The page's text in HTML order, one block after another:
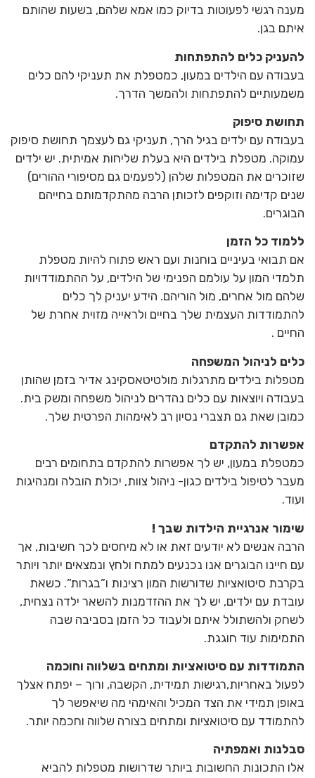
מענה רגשי לפעוטות בדיוק כמו אמא שלהם, בשעות שהותם
איתם בגן.
להעניק כלים להתפתחות
בעבודה עם הילדים במעון, כמטפלת את תעניקי להם כלים
משמעותיים להתפתחות ולהמשך הדרך.
תחושת סיפוק
בעבודה עם ילדים בגיל הרך, תעניקי גם לעצמך תחושת סיפוק
עמוקה. מטפלת בילדים היא בעלת שליחות אמיתית. יש ילדים
שזוכרים את המטפלות שלהן (לפעמים גם מסיפורי ההורים)
שנים קדימה וזוקפים לזכותן הרבה מהתקדמותם בחייהם
הבוגרים.
ללמוד כל הזמן
אם תבואי בעיניים בוחנות ועם ראש פתוח להיות מטפלת
תלמדי המון על עולמם הפנימי של הילדים, על ההתמודדויות
שלהם מול אחרים, מול הוריהם. הידע יעניק לך כלים
להתמודדות העצמית שלך בחיים ולראייה מזוית אחרת של
החיים .
כלים לניהול המשפחה
מטפלות בילדים מתרגלות מולטיטאסקינג אדיר בזמן שהותן
בעבודה ויוצאות עם כלים נהדרים לניהול משפחה ומשק בית.
כמובן שאת גם תצברי נסיון רב לאימהות הפרטית שלך.
אפשרות להתקדם
כמטפלת במעון, יש לך אפשרות להתקדם בתחומים רבים
מעבר לטיפול בילדים כגון- ניהול צוות, יכולת הובלה ומנהיגות
ועוד.
שימור אנרגיית הילדות שבך !
הרבה אנשים לא יודעים זאת או לא מיחסים לכך חשיבות, אך
עם חיינו הבוגרים אנו נכנעים למתח ולחץ ונמצאים יותר ויותר
בקרבת סיטואציות שדורשות המון רצינות ו”בגרות”. כשאת
עובדת עם ילדים, יש לך את ההזדמנות להשאר ילדה נצחית,
לשחק ולהשתולל איתם ולעבוד כל הזמן בסביבה שבה
התמימות עוד חוגגת.
התמודדות עם סיטואציות ומתחים בשלווה וחוכמה
לפעול באחריות,רגישות תמידית, הקשבה, ורוך – יפתח אצלך
באופן תמידי את הצד המכיל והאימהי מה שיאפשר לך
להתמודד עם סיטואציות ומתחים בצורה שלווה וחכמה יותר.
סבלנות ואמפתיה
אלו התכונות החשובות ביותר שדרושות מטפלות להביא